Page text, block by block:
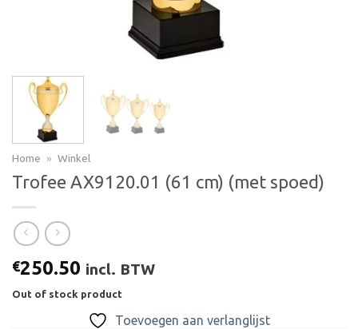
Home » Winkel
Trofee AX9120.01 (61 cm) (met spoed)
€250.50 incl. BTW
Out of stock product
Toevoegen aan verlanglijst